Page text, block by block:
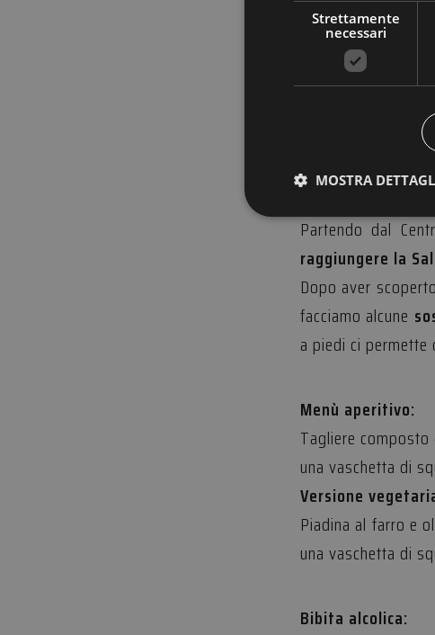
Salina,
Partendo dal
raggiungere la
Dopo aver
facciamo alcune
a piedi ci permette
Menù aperitivo:
Tagliere
una vaschetta di
Versione
Piadina al farro e
una vaschetta di
Bibita alcolica:
Strettamente
necessari
MOSTRA
I cookie strettamente
dell'account. Il sito web
CookieScriptConsent
Nome
Dominio
Nome
Provider /
Dominio
edt_referrer